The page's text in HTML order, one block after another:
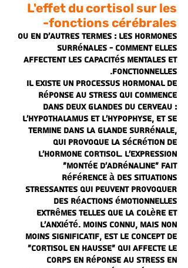
L'effet du cortisol sur les
fonctions cérébrales-
Ou en d'autres termes : les hormones
surrénales - comment elles
affectent les capacités mentales et
fonctionnelles.
Il existe un processus hormonal de
réponse au stress qui commence
dans deux glandes du cerveau :
l'hypothalamus et l'hypophyse, et se
termine dans la glande surrénale,
qui provoque la sécrétion de
l'hormone cortisol. L'expression
"montée d'adrénaline" fait
référence à des situations
stressantes qui peuvent provoquer
des réactions émotionnelles
extrêmes telles que la colère et
l'anxiété. Moins connu, mais non
moins significatif, est le concept de
"cortisol en hausse" qui affecte le
corps en réponse au stress en